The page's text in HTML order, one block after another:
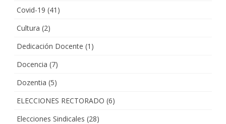
Covid-19 (41)
Cultura (2)
Dedicación Docente (1)
Docencia (7)
Dozentia (5)
ELECCIONES RECTORADO (6)
Elecciones Sindicales (28)